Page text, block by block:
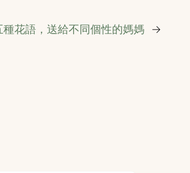
花語，送給不同個性的媽媽 →